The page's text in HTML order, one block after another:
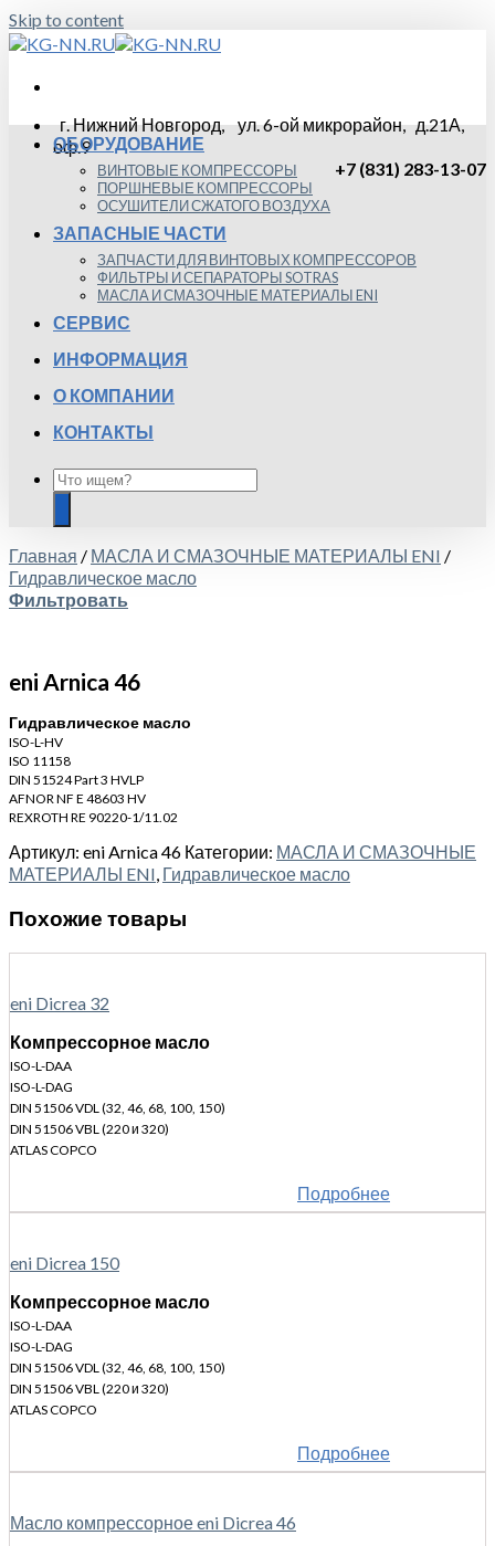
Skip to content
г. Нижний Новгород, ул. 6-ой микрорайон, д.21А,
оф.9
+7 (831) 283-13-07
ОБОРУДОВАНИЕ
ВИНТОВЫЕ КОМПРЕССОРЫ
ПОРШНЕВЫЕ КОМПРЕССОРЫ
ОСУШИТЕЛИ СЖАТОГО ВОЗДУХА
ЗАПАСНЫЕ ЧАСТИ
ЗАПЧАСТИ ДЛЯ ВИНТОВЫХ КОМПРЕССОРОВ
ФИЛЬТРЫ И СЕПАРАТОРЫ SOTRAS
МАСЛА И СМАЗОЧНЫЕ МАТЕРИАЛЫ ENI
СЕРВИС
ИНФОРМАЦИЯ
О КОМПАНИИ
КОНТАКТЫ
Главная / МАСЛА И СМАЗОЧНЫЕ МАТЕРИАЛЫ ENI /
Гидравлическое масло
Фильтровать
eni Arnica 46
Гидравлическое масло
ISO-L-HV
ISO 11158
DIN 51524 Part 3 HVLP
AFNOR NF E 48603 HV
REXROTH RE 90220-1/11.02
Артикул: eni Arnica 46 Категории: МАСЛА И СМАЗОЧНЫЕ
МАТЕРИАЛЫ ENI, Гидравлическое масло
Похожие товары
eni Dicrea 32
Компрессорное масло
ISO-L-DAA
ISO-L-DAG
DIN 51506 VDL (32, 46, 68, 100, 150)
DIN 51506 VBL (220 и 320)
ATLAS COPCO
Подробнее
eni Dicrea 150
Компрессорное масло
ISO-L-DAA
ISO-L-DAG
DIN 51506 VDL (32, 46, 68, 100, 150)
DIN 51506 VBL (220 и 320)
ATLAS COPCO
Подробнее
Масло компрессорное eni Dicrea 46